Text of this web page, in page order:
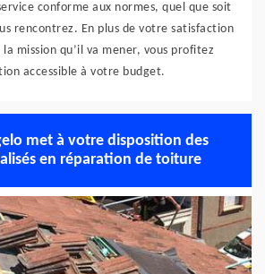
conforme aux normes, quel que soit
rencontrez. En plus de votre satisfaction
mission qu’il va mener, vous profitez
accessible à votre budget.
met à votre disposition des
en réparation de toiture